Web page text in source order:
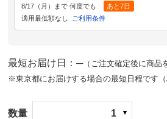
8/17（月）まで 何度でも
あと7日
適用最低額なし
ご利用条件
最短お届け日：─（ご注文確定後に商品
※東京都にお届けする場合の最短日程です（
数量 1